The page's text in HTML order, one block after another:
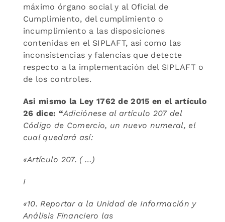
máximo órgano social y al Oficial de
Cumplimiento, del cumplimiento o
incumplimiento a las disposiciones
contenidas en el SIPLAFT, así como las
inconsistencias y falencias que detecte
respecto a la implementación del SIPLAFT o
de los controles.
Asi mismo la Ley 1762 de 2015 en el artículo
26 dice: “Adiciónese al artículo 207 del
Código de Comercio, un nuevo numeral, el
cual quedará así:
«Artículo 207. ( …)
I
«10. Reportar a la Unidad de Información y
Análisis Financiero las